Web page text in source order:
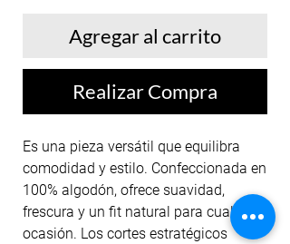
Agregar al carrito
Realizar Compra
Es una pieza versátil que equilibra
comodidad y estilo. Confeccionada en
100% algodón, ofrece suavidad,
frescura y un fit natural para cualquier
ocasión. Los cortes estratégicos